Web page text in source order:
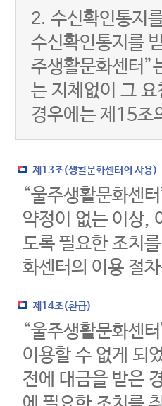
2. 수신확인통지
수신확인통지를
주생활문화센터”
는 지체없이 그
경우에는 제15조
제13조(생활문화센터의 사용)
“울주생활문화센
약정이 없는 이상,
도록 필요한 조치
화센터의 이용 절
제14조(환급)
“울주생활문화센
이용할 수 없게 되
전에 대금을 받은